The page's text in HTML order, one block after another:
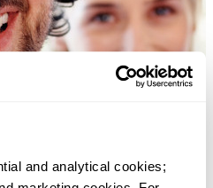
and analytical cookies;